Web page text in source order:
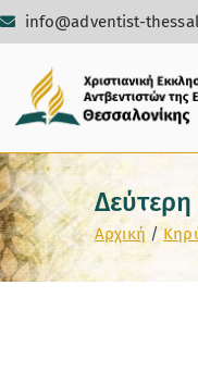
info@adventist-
Δεύτερη
Αρχική